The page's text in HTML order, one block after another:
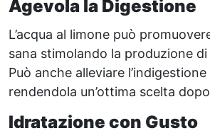
Agevola la Digestione
L’acqua al limone può
sana stimolando la produzione
Può anche alleviare l’indigestione
rendendola un’ottima scelta
Idratazione con Gusto